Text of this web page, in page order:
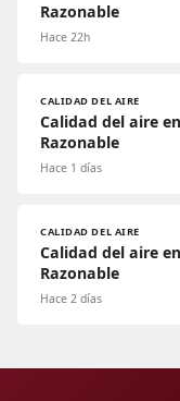
Razonable
Hace 22h
CALIDAD DEL AIRE
Calidad del aire
Razonable
Hace 1 días
CALIDAD DEL AIRE
Calidad del aire
Razonable
Hace 2 días